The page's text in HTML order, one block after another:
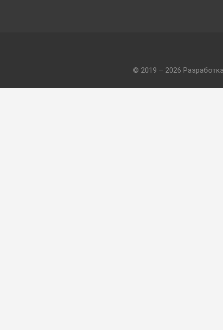
© 2019 – 2026